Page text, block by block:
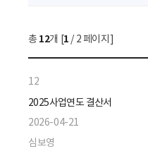
선
택
총 12개 [1 / 2 페이지]
12
2025사업연도 결산서
2026-04-21
심보영